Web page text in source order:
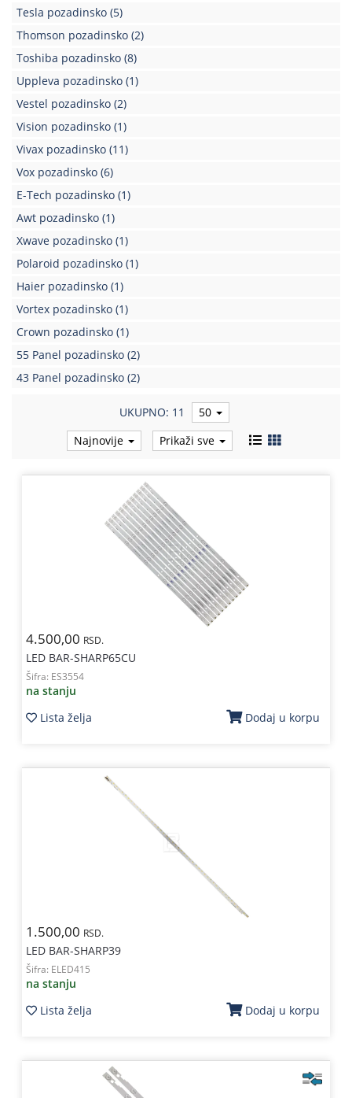
Tesla pozadinsko (5)
Thomson pozadinsko (2)
Toshiba pozadinsko (8)
Uppleva pozadinsko (1)
Vestel pozadinsko (2)
Vision pozadinsko (1)
Vivax pozadinsko (11)
Vox pozadinsko (6)
E-Tech pozadinsko (1)
Awt pozadinsko (1)
Xwave pozadinsko (1)
Polaroid pozadinsko (1)
Haier pozadinsko (1)
Vortex pozadinsko (1)
Crown pozadinsko (1)
55 Panel pozadinsko (2)
43 Panel pozadinsko (2)
UKUPNO: 11
50
Najnovije
Prikaži sve
4.500,00 RSD.
LED BAR-SHARP65CU
Šifra: ES3554
na stanju
Lista želja
Dodaj u korpu
1.500,00 RSD.
LED BAR-SHARP39
Šifra: ELED415
na stanju
Lista želja
Dodaj u korpu